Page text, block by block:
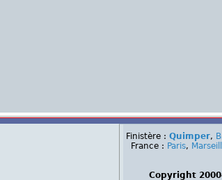
Finistère : Quimper,
France : Paris,
Copyright